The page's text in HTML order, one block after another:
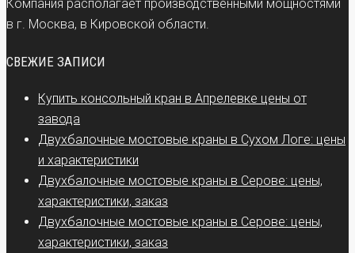
Компания располагает производственными мощностями
в г. Москва, в Кировской области.
СВЕЖИЕ ЗАПИСИ
Купить консольный кран в Апрелевке цены от
завода
Двухбалочные мостовые краны в Сухом Логе: цены
и характеристики
Двухбалочные мостовые краны в Серове: цены,
характеристики, заказ
Двухбалочные мостовые краны в Серове: цены,
характеристики, заказ